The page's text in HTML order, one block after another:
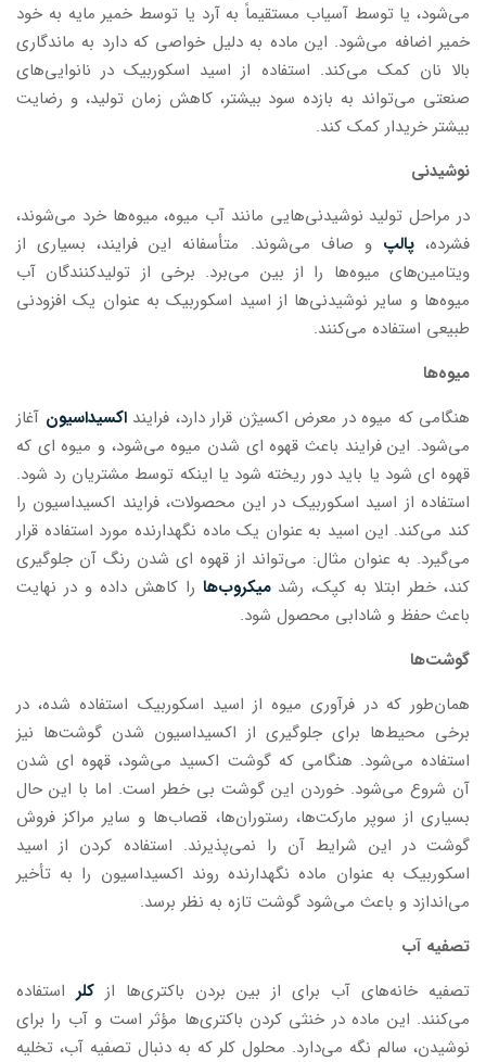
می‌شود، یا توسط آسیاب مستقیماً به آرد یا توسط خمیر مایه به خود
خمیر اضافه می‌شود. این ماده به دلیل خواصی که دارد به ماندگاری
بالا نان کمک می‌کند. استفاده از اسید اسکوربیک در نانوایی‌های
صنعتی می‌تواند به بازده سود بیشتر، کاهش زمان تولید، و رضایت
بیشتر خریدار کمک کند.
نوشیدنی
در مراحل تولید نوشیدنی‌هایی مانند آب میوه، میوه‌ها خرد می‌شوند،
فشرده،پالپ و صاف می‌شوند. متأسفانه این فرایند، بسیاری از
ویتامین‌های میوه‌ها را از بین می‌برد. برخی از تولیدکنندگان آب
میوه‌ها و سایر نوشیدنی‌ها از اسید اسکوربیک به عنوان یک افزودنی
طبیعی استفاده می‌کنند.
میوه‌ها
هنگامی که میوه در معرض اکسیژن قرار دارد، فراینداکسیداسیون آغاز
می‌شود. این فرایند باعث قهوه ای شدن میوه می‌شود، و میوه ای که
قهوه ای شود یا باید دور ریخته شود یا اینکه توسط مشتریان رد شود.
استفاده از اسید اسکوربیک در این محصولات، فرایند اکسیداسیون را
کند می‌کند. این اسید به عنوان یک ماده نگهدارنده مورد استفاده قرار
می‌گیرد. به عنوان مثال: می‌تواند از قهوه ای شدن رنگ آن جلوگیری
کند، خطر ابتلا به کپک، رشدمیکروب‌ها را کاهش داده و در نهایت
باعث حفظ و شادابی محصول شود.
گوشت‌ها
همان‌طور که در فرآوری میوه از اسید اسکوربیک استفاده شده، در
برخی محیط‌ها برای جلوگیری از اکسیداسیون شدن گوشت‌ها نیز
استفاده می‌شود. هنگامی که گوشت اکسید می‌شود، قهوه ای شدن
آن شروع می‌شود. خوردن این گوشت بی خطر است. اما با این حال
بسیاری از سوپر مارکت‌ها، رستوران‌ها، قصاب‌ها و سایر مراکز فروش
گوشت در این شرایط آن را نمی‌پذیرند. استفاده کردن از اسید
اسکوربیک به عنوان ماده نگهدارنده روند اکسیداسیون را به تأخیر
می‌اندازد و باعث می‌شود گوشت تازه به نظر برسد.
تصفیه آب
تصفیه خانه‌های آب برای از بین بردن باکتری‌ها از کلر استفاده
می‌کنند. این ماده در خنثی کردن باکتری‌ها مؤثر است و آب را برای
نوشیدن، سالم نگه می‌دارد. محلول کلر که به دنبال تصفیه آب، تخلیه